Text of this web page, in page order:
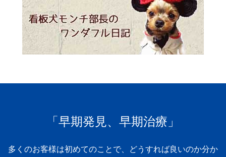
「早期発見、早期治療」
多くのお客様は初めてのことで、どうすれば良いのか分か